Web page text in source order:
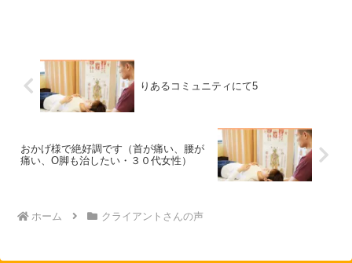
りあるコミュニティにて5
おかげ様で絶好調です（首が痛い、腰が
痛い、O脚も治したい・３０代女性）
ホーム クライアントさんの声